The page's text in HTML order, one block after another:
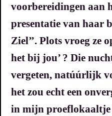
voorbereidingen aan
presentatie van haar
Ziel’’. Plots vroeg ze
het bij jou’ ? Die
vergeten, natúúrlijk
het zou echt een
in mijn